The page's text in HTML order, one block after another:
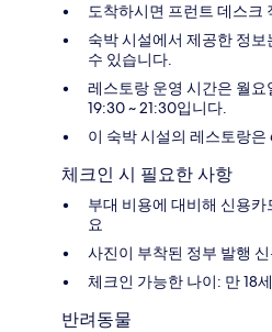
도착하시면 프런트 데스크
숙박 시설에서 제공한 정
수 있습니다.
레스토랑 운영 시간은 월요
19:30 ~ 21:30입니다.
이 숙박 시설의 레스토랑은
체크인 시 필요한 사항
부대 비용에 대비해 신용
요
사진이 부착된 정부 발행
체크인 가능한 나이: 만 18
반려동물